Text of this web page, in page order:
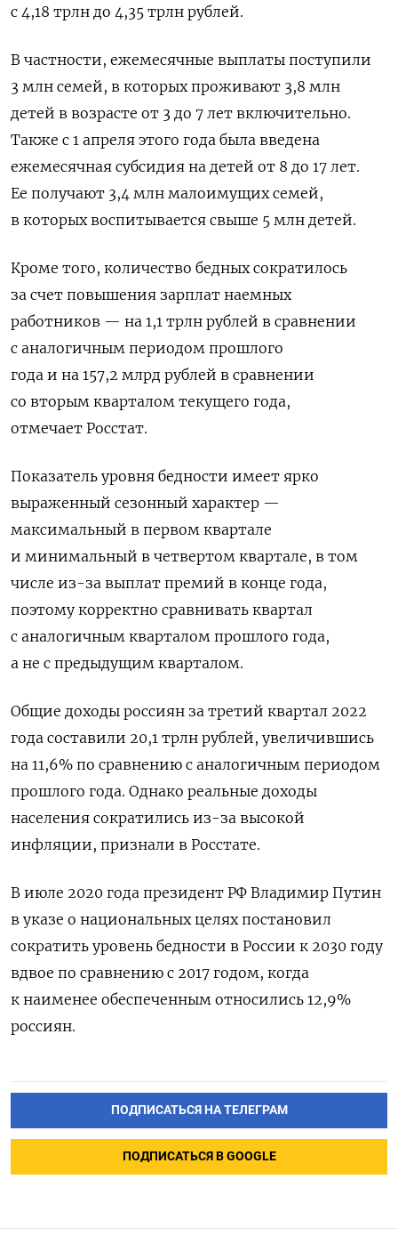
с 4,18 трлн до 4,35 трлн рублей.
В частности, ежемесячные выплаты поступили
3 млн семей, в которых проживают 3,8 млн
детей в возрасте от 3 до 7 лет включительно.
Также с 1 апреля этого года была введена
ежемесячная субсидия на детей от 8 до 17 лет.
Ее получают 3,4 млн малоимущих семей,
в которых воспитывается свыше 5 млн детей.
Кроме того, количество бедных сократилось
за счет повышения зарплат наемных
работников — на 1,1 трлн рублей в сравнении
с аналогичным периодом прошлого
года и на 157,2 млрд рублей в сравнении
со вторым кварталом текущего года,
отмечает Росстат.
Показатель уровня бедности имеет ярко
выраженный сезонный характер —
максимальный в первом квартале
и минимальный в четвертом квартале, в том
числе из-за выплат премий в конце года,
поэтому корректно сравнивать квартал
с аналогичным кварталом прошлого года,
а не с предыдущим кварталом.
Общие доходы россиян за третий квартал 2022
года составили 20,1 трлн рублей, увеличившись
на 11,6% по сравнению с аналогичным периодом
прошлого года. Однако реальные доходы
населения сократились из-за высокой
инфляции, признали в Росстате.
В июле 2020 года президент РФ Владимир Путин
в указе о национальных целях постановил
сократить уровень бедности в России к 2030 году
вдвое по сравнению с 2017 годом, когда
к наименее обеспеченным относились 12,9%
россиян.
ПОДПИСАТЬСЯ НА ТЕЛЕГРАМ
ПОДПИСАТЬСЯ В GOOGLE